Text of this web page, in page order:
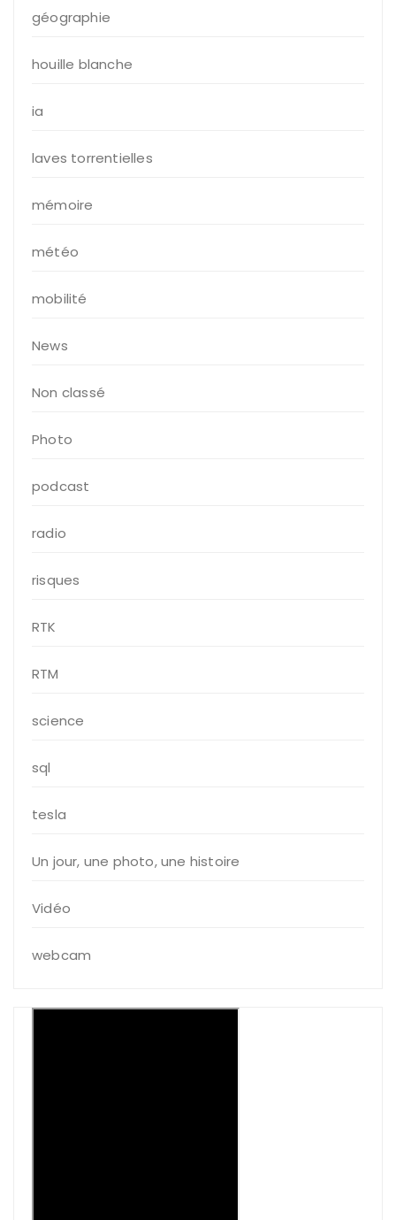
géographie
houille blanche
ia
laves torrentielles
mémoire
météo
mobilité
News
Non classé
Photo
podcast
radio
risques
RTK
RTM
science
sql
tesla
Un jour, une photo, une histoire
Vidéo
webcam